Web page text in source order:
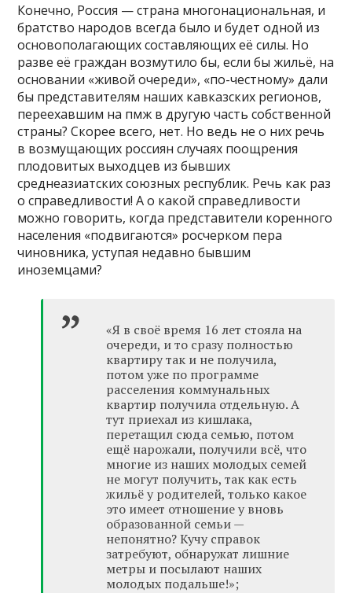
Конечно, Россия — страна многонациональная, и
братство народов всегда было и будет одной из
основополагающих составляющих её силы. Но
разве её граждан возмутило бы, если бы жильё, на
основании «живой очереди», «по-честному» дали
бы представителям наших кавказских регионов,
переехавшим на пмж в другую часть собственной
страны? Скорее всего, нет. Но ведь не о них речь
в возмущающих россиян случаях поощрения
плодовитых выходцев из бывших
среднеазиатских союзных республик. Речь как раз
о справедливости! А о какой справедливости
можно говорить, когда представители коренного
населения «подвигаются» росчерком пера
чиновника, уступая недавно бывшим
иноземцами?
«Я в своё время 16 лет стояла на
очереди, и то сразу полностью
квартиру так и не получила,
потом уже по программе
расселения коммунальных
квартир получила отдельную. А
тут приехал из кишлака,
перетащил сюда семью, потом
ещё нарожали, получили всё, что
многие из наших молодых семей
не могут получить, так как есть
жильё у родителей, только какое
это имеет отношение у вновь
образованной семьи —
непонятно? Кучу справок
затребуют, обнаружат лишние
метры и посылают наших
молодых подальше!»;